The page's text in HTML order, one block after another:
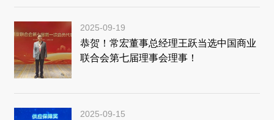
2025-09-19
恭贺！常宏董事总经理王跃当选中国商业
联合会第七届理事会理事！
2025-09-15